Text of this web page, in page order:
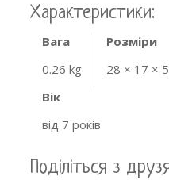
Характеристики:
Вага
0.26 kg
Розміри
28 × 17 ×
Вік
від 7 років
Поділіться з